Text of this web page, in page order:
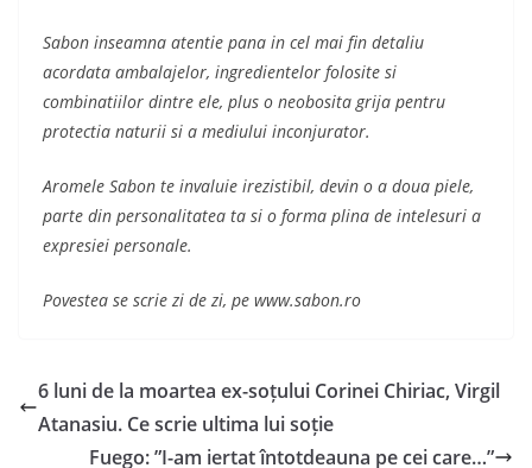
Sabon inseamna atentie pana in cel mai fin detaliu
acordata ambalajelor, ingredientelor folosite si
combinatiilor dintre ele, plus o neobosita grija pentru
protectia naturii si a mediului inconjurator.
Aromele Sabon te invaluie irezistibil, devin o a doua piele,
parte din personalitatea ta si o forma plina de intelesuri a
expresiei personale.
Povestea se scrie zi de zi, pe www.sabon.ro
6 luni de la moartea ex-soțului Corinei Chiriac, Virgil
Atanasiu. Ce scrie ultima lui soție
Fuego: ”I-am iertat întotdeauna pe cei care…”